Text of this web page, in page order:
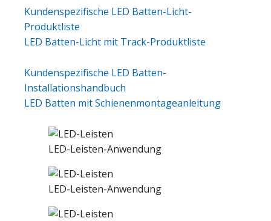
Kundenspezifische LED Batten-Licht-
Produktliste
LED Batten-Licht mit Track-Produktliste
Kundenspezifische LED Batten-
Installationshandbuch
LED Batten mit Schienenmontageanleitung
LED-Leisten-Anwendung
LED-Leisten-Anwendung